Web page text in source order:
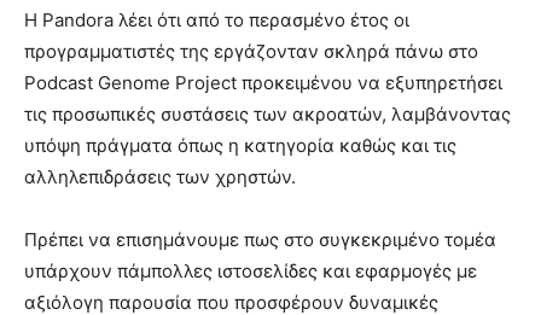
Η Pandora λέει ότι από το περασμένο έτος οι
προγραμματιστές της εργάζονταν σκληρά πάνω στο
Podcast Genome Project προκειμένου να εξυπηρετήσει
τις προσωπικές συστάσεις των ακροατών, λαμβάνοντας
υπόψη πράγματα όπως η κατηγορία καθώς και τις
αλληλεπιδράσεις των χρηστών.
Πρέπει να επισημάνουμε πως στο συγκεκριμένο τομέα
υπάρχουν πάμπολλες ιστοσελίδες και εφαρμογές με
αξιόλογη παρουσία που προσφέρουν δυναμικές